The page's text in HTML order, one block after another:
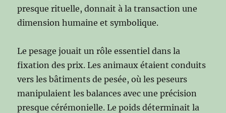
presque rituelle, donnait à la transaction une
dimension humaine et symbolique.
Le pesage jouait un rôle essentiel dans la
fixation des prix. Les animaux étaient conduits
vers les bâtiments de pesée, où les peseurs
manipulaient les balances avec une précision
presque cérémonielle. Le poids déterminait la